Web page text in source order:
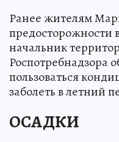
Ранее жителям
предосторожности
начальник
Роспотребнадзора
пользоваться
заболеть в летний
ОСАДКИ